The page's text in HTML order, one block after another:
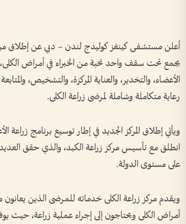
أعلن مستشفى كينغز كوليدج لندن – دبي عن إطلاق
يجمع تحت سقف واحد نخبة من الخبراء في أمراض
الأعضاء، والتخدير، والعناية المركزة، والتشخيص،
رعاية متكاملة وشاملة لمرضى زراعة الكلى.
ويأتي إطلاق المركز الجديد في إطار توسيع برنامج زراعة
انطلق مع تأسيس مركز زراعة الكبد، والذي حقق العديد
على مستوى الدولة.
ويقدم مركز زراعة الكلى خدماته للمرضى الذين
أمراض الكلى ويحتاجون إلى إجراء عملية زراعة، حيث